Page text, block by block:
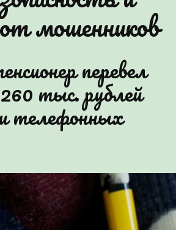
г.Минска"
мошенников
перевел
тыс. рублей
телефонных